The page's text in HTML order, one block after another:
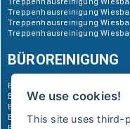
Treppenhausreinigung
Treppenhausreinigung
Treppenhausreinigung
BÜROREINIGUNG
Büroreinigung Wiesbaden-
Büroreinigung Wiesbaden -
Büroreinigung Wiesbaden -
Büroreinigung Wiesbaden -
We use cookies!
This site uses third-